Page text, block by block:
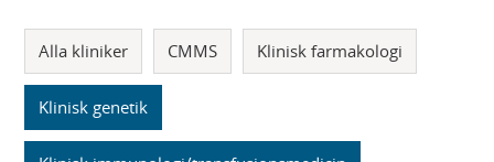
Alla kliniker CMMS Klinisk farmakologi
Klinisk genetik